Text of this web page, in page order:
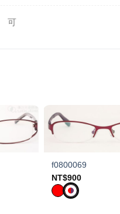
可
f0800069
NT$900